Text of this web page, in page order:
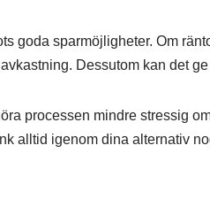
goda sparmöjligheter. Om
Dessutom kan det
processen mindre stressig
alltid igenom dina alternativ